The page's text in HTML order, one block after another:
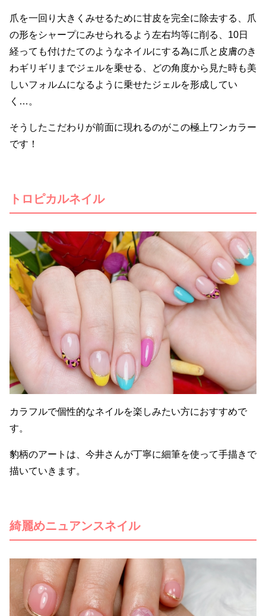
爪を一回り大きくみせるために甘皮を完全に除去する、爪
の形をシャープにみせられるよう左右均等に削る、10日
経っても付けたてのようなネイルにする為に爪と皮膚のき
わギリギリまでジェルを乗せる、どの角度から見た時も美
しいフォルムになるように乗せたジェルを形成してい
く…。
そうしたこだわりが前面に現れるのがこの極上ワンカラー
です！
トロピカルネイル
カラフルで個性的なネイルを楽しみたい方におすすめで
す。
豹柄のアートは、今井さんが丁寧に細筆を使って手描きで
描いていきます。
綺麗めニュアンスネイル